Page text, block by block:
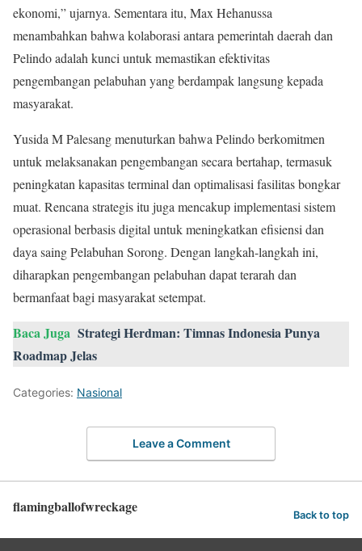
ekonomi,” ujarnya. Sementara itu, Max Hehanussa
menambahkan bahwa kolaborasi antara pemerintah daerah dan
Pelindo adalah kunci untuk memastikan efektivitas
pengembangan pelabuhan yang berdampak langsung kepada
masyarakat.
Yusida M Palesang menuturkan bahwa Pelindo berkomitmen
untuk melaksanakan pengembangan secara bertahap, termasuk
peningkatan kapasitas terminal dan optimalisasi fasilitas bongkar
muat. Rencana strategis itu juga mencakup implementasi sistem
operasional berbasis digital untuk meningkatkan efisiensi dan
daya saing Pelabuhan Sorong. Dengan langkah-langkah ini,
diharapkan pengembangan pelabuhan dapat terarah dan
bermanfaat bagi masyarakat setempat.
Baca Juga Strategi Herdman: Timnas Indonesia Punya
Roadmap Jelas
Categories: Nasional
Leave a Comment
flamingballofwreckage Back to top